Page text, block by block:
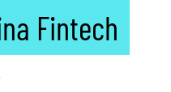
Fintech